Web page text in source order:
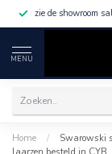
zie de showroom
MENU
Home /
Swarowski